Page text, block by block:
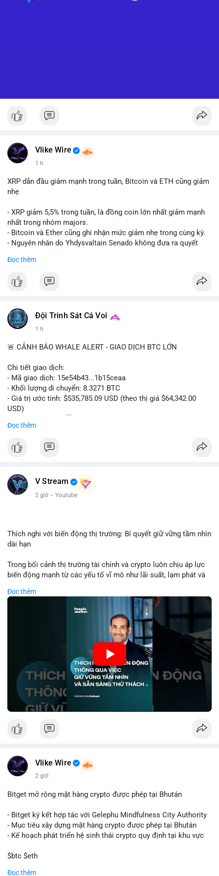
Vlike Wire
1 h
XRP dẫn đầu giảm mạnh trong tuần, Bitcoin và ETH cũng giảm
nhẹ
- XRP giảm 5,5% trong tuần, là đồng coin lớn nhất giảm mạnh
nhất trong nhóm majors.
- Bitcoin và Ether cũng ghi nhận mức giảm nhẹ trong cùng kỳ.
- Nguyên nhân do Yhdysvaltain Senado không đưa ra quyết
hè, đẩy việc thảo luận sang tháng 9.
XRP và Ripple, ảnh hưởng đến tâm lý nhà đầu tư.
#ripple
📰 Nguồn: CoinDesk
Đọc thêm
Đội Trinh Sát Cá Voi
1 h
🚨 CẢNH BÁO WHALE ALERT - GIAO DỊCH BTC LỚN
Chi tiết giao dịch:
- Mã giao dịch: 15e54b43...1b15ceaa
- Khối lượng di chuyển: 8.3271 BTC
- Giá trị ước tính: $535,785.09 USD (theo thị giá $64,342.00
USD)
- Thời gian: 04:20
Nhận định phân tích: Giao dịch 8.3271 BTC trị giá hơn nửa triệu
USD được thực hiện trong khung giờ sáng sớm, cho thấy dấu
đủ tạo áp lực bán trực tiếp lên thị trường nhưng phản ánh tâm
lý thận trọng của cá voi. Nếu dòng tiền này hướng về ví sàn
của BTC.
tương tự trong 24 giờ tới để xác nhận xu hướng. Không nên
hành động vội vàng dựa trên một giao dịch đơn lẻ, hãy ưu tiên
#giaodichlon
#tamlycavoi
Đọc thêm
V Stream
2 giờ · Youtube
Thích nghi với biến động thị trường: Bí quyết giữ vững tầm nhìn
dài hạn
Trong bối cảnh thị trường tài chính và crypto luôn chịu áp lực
biến động mạnh từ các yếu tố vĩ mô như lãi suất, lạm phát và
chìa khóa để đầu tư viên vượt qua giai đoạn không chắc chắn.
Thay vì phản ứng cảm xúc với những dao động ngắn hạn, các
nhà đầu tư thành công thường tập trung vào nguyên tắc cơ
bản, phân배 tài sản hợp lý và kiên持 theo kế hoạch đã định.
Điều này không chỉ giúp giảm rủi ro mà còn tạo điều kiện để
tận dụng cơ hội khi thị trường phục hồi.
🎥 Xem video trực tiếp tại:
Nguồn: VIETSUCCESS
Đọc thêm
Vlike Wire
2 giờ
Bitget mở rộng mặt hàng crypto được phép tại Bhután
- Bitget ký kết hợp tác với Gelephu Mindfulness City Authority
- Mục tiêu xây dựng mặt hàng crypto được phép tại Bhután
- Kế hoạch phát triển hệ sinh thái crypto quy định tại khu vực
$btc $eth
Đọc thêm